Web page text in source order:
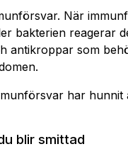
När
bakterien reagerar
antikroppar som
har hunnit
blir smittad